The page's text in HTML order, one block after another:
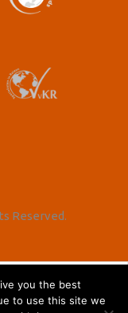
Reserved.
you the best
to use this site we